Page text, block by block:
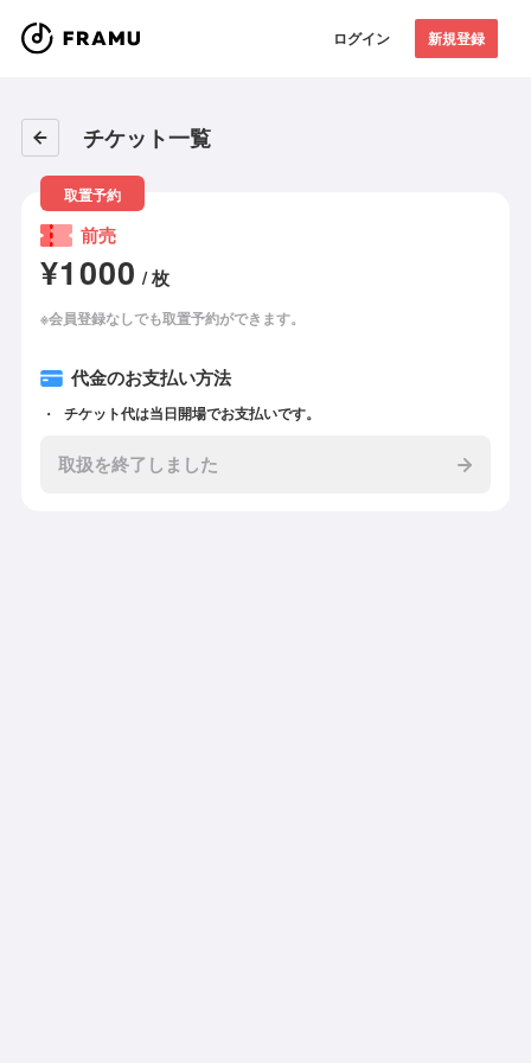
ログイン 新規登録
チケット一覧
取置予約
前売
¥1000 / 枚
※会員登録なしでも取置予約ができます。
代金のお支払い方法
チケット代は当日開場でお支払いです。
取扱を終了しました